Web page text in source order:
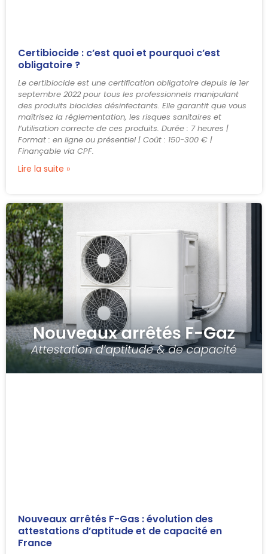
Certibiocide : c’est quoi et pourquoi c’est
obligatoire ?
Le certibiocide est une certification obligatoire depuis le 1er
septembre 2022 pour tous les professionnels manipulant
des produits biocides désinfectants. Elle garantit que vous
maîtrisez la réglementation, les risques sanitaires et
l’utilisation correcte de ces produits. Durée : 7 heures |
Format : en ligne ou présentiel | Coût : 150-300 € |
Finançable via CPF.
Lire la suite »
Nouveaux arrêtés F-Gas : évolution des
attestations d’aptitude et de capacité en
France